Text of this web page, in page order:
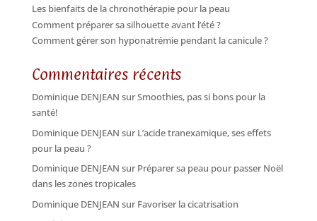
Les bienfaits de la chronothérapie pour la peau
Comment préparer sa silhouette avant l’été ?
Comment gérer son hyponatrémie pendant la canicule ?
Commentaires récents
Dominique DENJEAN surSmoothies, pas si bons pour la
santé!
Dominique DENJEAN surL’acide tranexamique, ses effets
pour la peau ?
Dominique DENJEAN surPréparer sa peau pour passer Noël
dans les zones tropicales
Dominique DENJEAN surFavoriser la cicatrisation